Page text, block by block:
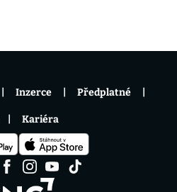
Inzerce Předplatné
Kariéra